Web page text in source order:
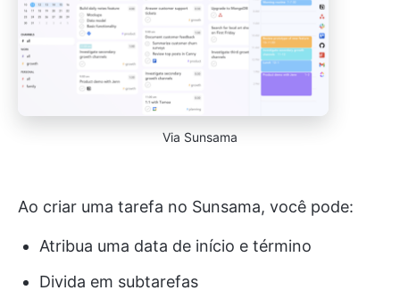
Via Sunsama
Ao criar uma tarefa no Sunsama, você pode:
Atribua uma data de início e término
Divida em subtarefas